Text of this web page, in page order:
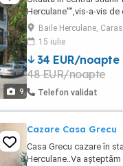
9
Herculane"",vis-a-vis
sind Romania.
Baile Herculane,
15 iulie
34 EUR/noapte
48 EUR/noapte
Telefon validat
Cazare Casa Grecu
Casa Grecu cazare în
Herculane..Va